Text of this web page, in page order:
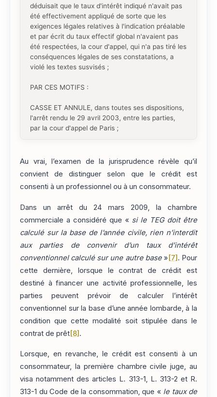
déduisait que le taux d'intérêt indiqué n'avait pas
été effectivement appliqué de sorte que les
exigences légales relatives à l'indication préalable
et par écrit du taux effectif global n'avaient pas
été respectées, la cour d'appel, qui n'a pas tiré les
conséquences légales de ses constatations, a
violé les textes susvisés ;
PAR CES MOTIFS :
CASSE ET ANNULE, dans toutes ses dispositions,
l'arrêt rendu le 29 avril 2003, entre les parties,
par la cour d'appel de Paris ;
Au vrai, l’examen de la jurisprudence révèle qu’il
convient de distinguer selon que le crédit est
consenti à un professionnel ou à un consommateur.
Dans un arrêt du 24 mars 2009, la chambre
commerciale a considéré que « si le TEG doit être
calculé sur la base de l’année civile, rien n’interdit
aux parties de convenir d’un taux d’intérêt
conventionnel calculé sur une autre base» [7] . Pour
cette dernière, lorsque le contrat de crédit est
destiné à financer une activité professionnelle, les
parties peuvent prévoir de calculer l’intérêt
conventionnel sur la base d’une année lombarde, à la
condition que cette modalité soit stipulée dans le
contrat de prêt[8] .
Lorsque, en revanche, le crédit est consenti à un
consommateur, la première chambre civile juge, au
visa notamment des articles L. 313-1, L. 313-2 et R.
313-1 du Code de la consommation, que « le taux de